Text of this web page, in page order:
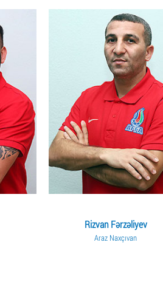
Rizvan Fərzəliyev
Araz Naxçıvan